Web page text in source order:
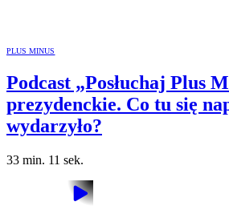
PLUS MINUS
Podcast „Posłuchaj Plus
prezydenckie. Co tu się
wydarzyło?
33 min. 11 sek.